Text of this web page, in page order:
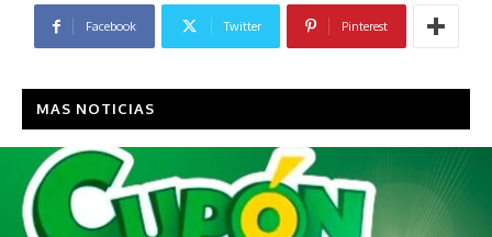
Facebook Twitter Pinterest
MAS NOTICIAS